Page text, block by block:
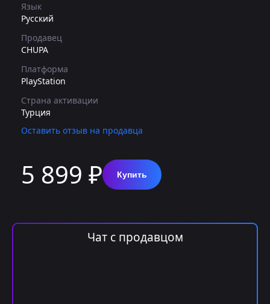
Язык
Русский
Продавец
CHUPA
Платформа
PlayStation
Страна активации
Турция
Оставить отзыв на продавца
5 899 ₽ Купить
Чат с продавцом